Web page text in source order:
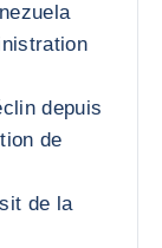
depuis
de
de la